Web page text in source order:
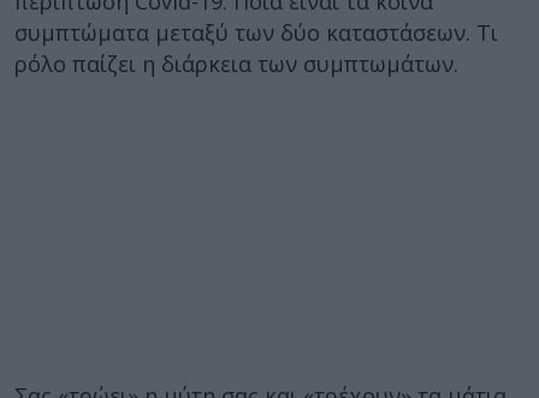
συμπτώματα μεταξύ των δύο καταστάσεων. Τι
ρόλο παίζει η διάρκεια των συμπτωμάτων.